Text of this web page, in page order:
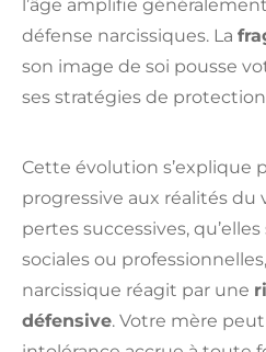
l’âge amplifie
défense narcissiques. La
son image de soi pousse
ses stratégies de
Cette évolution s’explique
progressive aux réalités du
pertes successives,
sociales ou
narcissique réagit par une
défensive. Votre mère